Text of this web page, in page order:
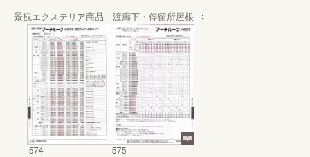
景観エクステリア商品 渡廊下・停留所屋根
574
575